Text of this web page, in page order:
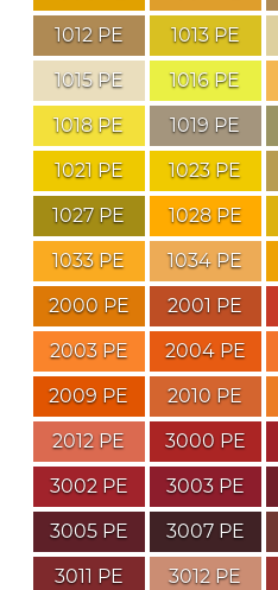
1012 PE
1013 PE
1015 PE
1016 PE
1018 PE
1019 PE
1021 PE
1023 PE
1027 PE
1028 PE
1033 PE
1034 PE
2000 PE
2001 PE
2003 PE
2004 PE
2009 PE
2010 PE
2012 PE
3000 PE
3002 PE
3003 PE
3005 PE
3007 PE
3011 PE
3012 PE